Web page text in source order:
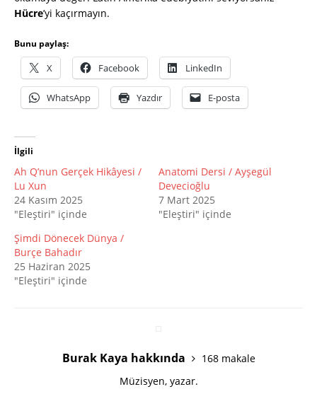
Hücre’yi kaçırmayın.
Bunu paylaş:
X Facebook LinkedIn
WhatsApp Yazdır E-posta
İlgili
Ah Q’nun Gerçek Hikâyesi /
Lu Xun
24 Kasım 2025
"Eleştiri" içinde
Anatomi Dersi / Ayşegül
Devecioğlu
7 Mart 2025
"Eleştiri" içinde
Şimdi Dönecek Dünya /
Burçe Bahadır
25 Haziran 2025
"Eleştiri" içinde
Burak Kaya hakkında
168 makale
Müzisyen, yazar.